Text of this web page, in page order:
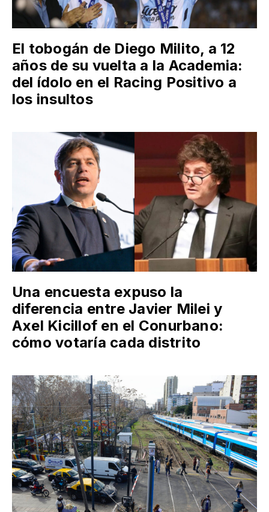
El tobogán de Diego Milito, a 12
años de su vuelta a la Academia:
del ídolo en el Racing Positivo a
los insultos
Una encuesta expuso la
diferencia entre Javier Milei y
Axel Kicillof en el Conurbano:
cómo votaría cada distrito